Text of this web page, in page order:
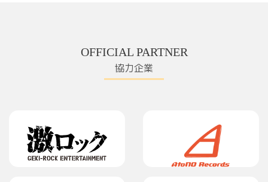
OFFICIAL PARTNER
協力企業